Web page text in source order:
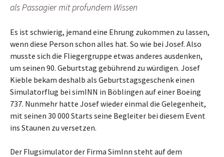
als Passagier mit profundem Wissen
Es ist schwierig, jemand eine Ehrung zukommen zu lassen,
wenn diese Person schon alles hat. So wie bei Josef. Also
musste sich die Fliegergruppe etwas anderes ausdenken,
um seinen 90. Geburtstag gebührend zu würdigen. Josef
Kieble bekam deshalb als Geburtstagsgeschenk einen
Simulatorflug bei simINN in Böblingen auf einer Boeing
737. Nunmehr hatte Josef wieder einmal die Gelegenheit,
mit seinen 30 000 Starts seine Begleiter bei diesem Event
ins Staunen zu versetzen.
Der Flugsimulator der Firma SimInn steht auf dem